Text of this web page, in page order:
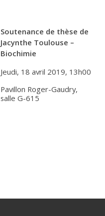
Soutenance de thèse de
Jacynthe Toulouse –
Biochimie
Jeudi, 18 avril 2019, 13h00
Pavillon Roger-Gaudry,
salle G-615